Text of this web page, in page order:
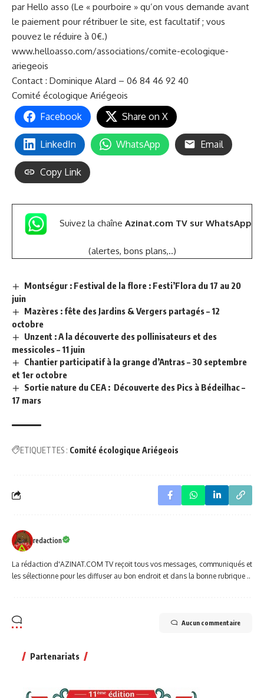
par Hello asso (Le « pourboire » qu’on vous demande avant
le paiement pour rétribuer le site, est facultatif ; vous
pouvez le réduire à 0€.)
www.helloasso.com/associations/comite-ecologique-
ariegeois
Contact : Dominique Alard – 06 84 46 92 40
Comité écologique Ariégeois
Facebook Share on X
LinkedIn WhatsApp Email
Copy Link
Suivez la chaîne Azinat.com TV sur WhatsApp
(alertes, bons plans,..)
Montségur : Festival de la flore : Festi’Flora du 17 au 20
juin
Mazères : fête des Jardins & Vergers partagés – 12
octobre
Unzent : A la découverte des pollinisateurs et des
messicoles – 11 juin
Chantier participatif à la grange d’Antras – 30 septembre
et 1er octobre
Sortie nature du CEA : Découverte des Pics à Bédeilhac –
17 mars
ETIQUETTES : Comité écologique Ariégeois
redaction
La rédaction d'AZINAT.COM TV reçoit tous vos messages, communiqués et
les sélectionne pour les diffuser au bon endroit et dans la bonne rubrique ..
Aucun commentaire
Partenariats